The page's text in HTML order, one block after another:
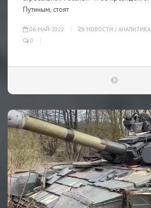
Путиным, стоят
06-МАЙ-2022 НОВОСТИ / АНАЛИТИКА
0